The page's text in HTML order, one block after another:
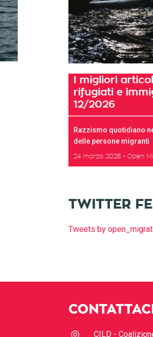
I migliori
rifugiati e
12/2026
Razzismo quotidiano
delle persone migranti
24 marzo 2026 Open
TWITTER
Tweets by
CONTATTACI
CILD -